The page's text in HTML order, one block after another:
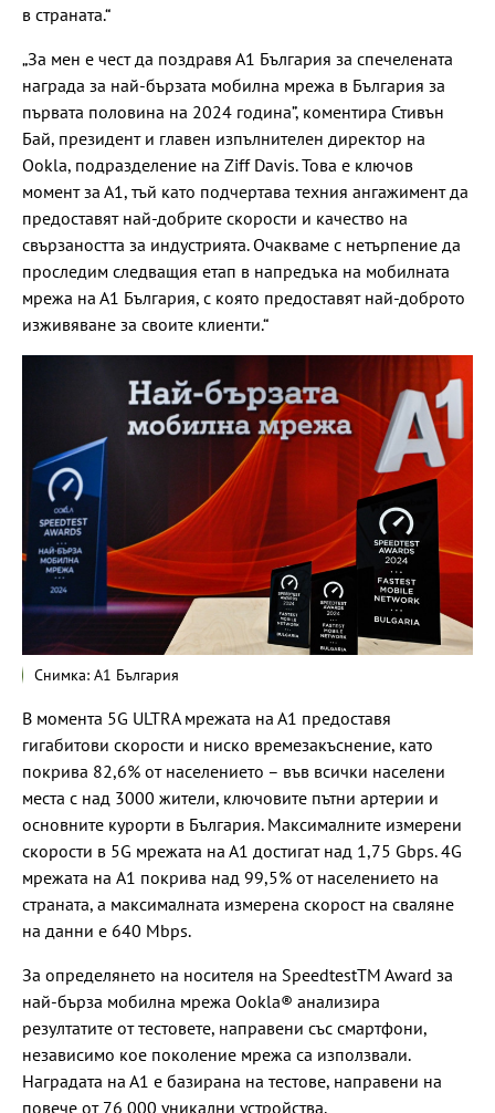
в страната.“
„За мен е чест да поздравя А1 България за спечелената
награда за най-бързата мобилна мрежа в България за
първата половина на 2024 година”, коментира Стивън
Бай, президент и главен изпълнителен директор на
Ookla, подразделение на Ziff Davis. Това е ключов
момент за А1, тъй като подчертава техния ангажимент да
предоставят най-добрите скорости и качество на
свързаността за индустрията. Очакваме с нетърпение да
проследим следващия етап в напредъка на мобилната
мрежа на А1 България, с която предоставят най-доброто
изживяване за своите клиенти.“
Снимка: А1 България
В момента 5G ULTRA мрежата на А1 предоставя
гигабитови скорости и ниско времезакъснение, като
покрива 82,6% от населението – във всички населени
места с над 3000 жители, ключовите пътни артерии и
основните курорти в България. Максималните измерени
скорости в 5G мрежата на А1 достигат над 1,75 Gbps. 4G
мрежата на A1 покрива над 99,5% от населението на
страната, а максималната измерена скорост на сваляне
на данни е 640 Mbps.
За определянето на носителя на SpeedtestTM Award за
най-бърза мобилна мрежа Ookla® анализира
резултатите от тестовете, направени със смартфони,
независимо кое поколение мрежа са използвали.
Наградата на А1 е базирана на тестове, направени на
повече от 76 000 уникални устройства.